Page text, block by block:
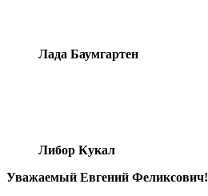
Лада Баумгартен
Либор Кукал
Уважаемый Евгений Феликсович!